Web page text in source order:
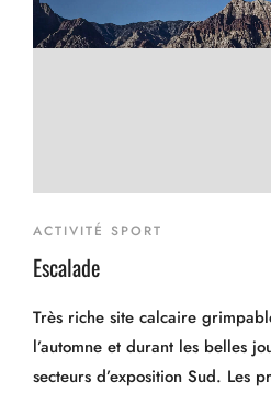
ACTIVITÉ SPORT
Escalade
Très riche site calcaire
l’automne et durant les belles
secteurs d’exposition Sud. Les